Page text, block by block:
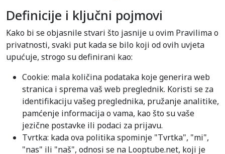
Definicije i ključni pojmovi
Kako bi se objasnile stvari što jasnije u ovim Pravilima o
privatnosti, svaki put kada se bilo koji od ovih uvjeta
upućuje, strogo su definirani kao:
Cookie: mala količina podataka koje generira web
stranica i sprema vaš web preglednik. Koristi se za
identifikaciju vašeg preglednika, pružanje analitike,
pamćenje informacija o vama, kao što su vaše
jezične postavke ili podaci za prijavu.
Tvrtka: kada ova politika spominje "Tvrtka", "mi",
"nas" ili "naš", odnosi se na Looptube.net, koji je